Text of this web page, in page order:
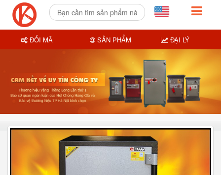
ĐỔI MÃ SẢN PHẨM ĐẠI LÝ